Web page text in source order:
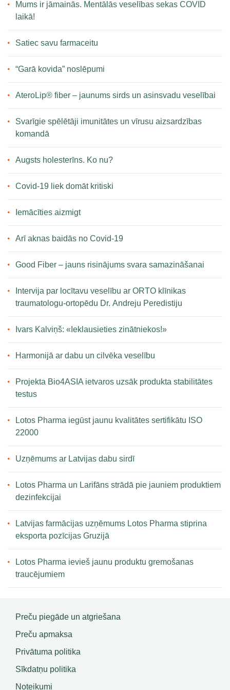
Mums ir jāmainās. Mentālās veselības sekas COVID
laikā!
Satiec savu farmaceitu
“Garā kovida” noslēpumi
AteroLip® fiber – jaunums sirds un asinsvadu veselībai
Svarīgie spēlētāji imunitātes un vīrusu aizsardzības
komandā
Augsts holesterīns. Ko nu?
Covid-19 liek domāt kritiski
Iemācīties aizmigt
Arī aknas baidās no Covid-19
Good Fiber – jauns risinājums svara samazināšanai
Intervija par locītavu veselību ar ORTO klīnikas
traumatologu-ortopēdu Dr. Andreju Peredistiju
Ivars Kalviņš: «Ieklausieties zinātniekos!»
Harmonijā ar dabu un cilvēka veselību
Projekta Bio4ASIA ietvaros uzsāk produkta stabilitātes
testus
Lotos Pharma iegūst jaunu kvalitātes sertifikātu ISO
22000
Uzņēmums ar Latvijas dabu sirdī
Lotos Pharma un Larifāns strādā pie jauniem produktiem
dezinfekcijai
Latvijas farmācijas uzņēmums Lotos Pharma stiprina
eksporta pozīcijas Gruzijā
Lotos Pharma ievieš jaunu produktu gremošanas
traucējumiem
Preču piegāde un atgriešana
Preču apmaksa
Privātuma politika
Sīkdatņu politika
Noteikumi